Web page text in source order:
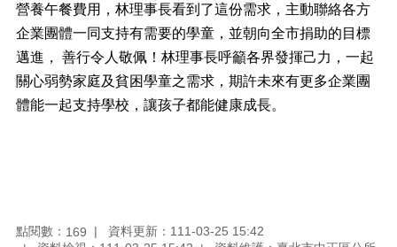
(Disaster
prevention
and
response)
觀
光
相
連
營養午餐費用，林理事長看到了這份需求，主動聯絡各方
企業團體一同支持有需要的學童，並朝向全市捐助的目標
邁進， 善行令人敬佩！林理事長呼籲各界發揮己力，一起
關心弱勢家庭及貧困學童之需求，期許未來有更多企業團
體能一起支持學校，讓孩子都能健康成長。
點閱數： 169
資料更新：111-03-25 15:42